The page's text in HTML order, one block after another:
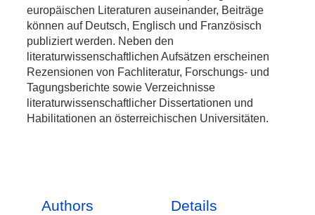
europäischen Literaturen auseinander, Beiträge
können auf Deutsch, Englisch und Französisch
publiziert werden. Neben den
literaturwissenschaftlichen Aufsätzen erscheinen
Rezensionen von Fachliteratur, Forschungs- und
Tagungsberichte sowie Verzeichnisse
literaturwissenschaftlicher Dissertationen und
Habilitationen an österreichischen Universitäten.
Authors Details